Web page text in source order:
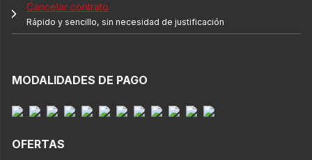
Cancelar contrato
Rápido y sencillo, sin necesidad de justificación
MODALIDADES DE PAGO
OFERTAS